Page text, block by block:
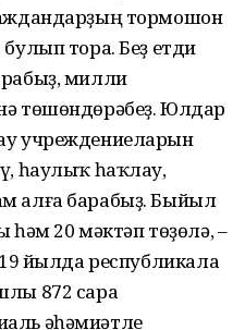
тормошон
тора. Беҙ етди
милли
төшөндөрәбеҙ. Юлдар
учреждениеларын
һаулыҡ һаҡлау,
алға барабыҙ. Быйыл
20 мәктәп төҙөлә, –
йылда республикала
872 сара
әһәмиәтле